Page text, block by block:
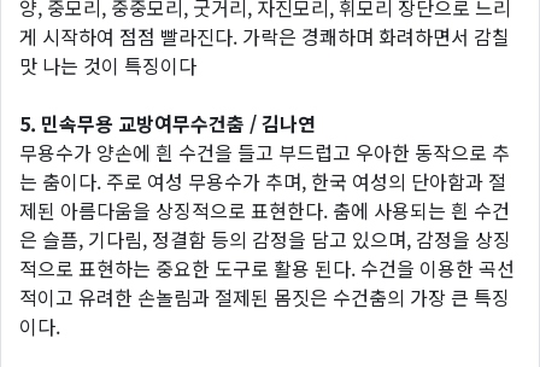
양, 중모리, 중중모리, 굿거리, 자진모리, 휘모리 장단으로 느리
게 시작하여 점점 빨라진다. 가락은 경쾌하며 화려하면서 감칠
맛 나는 것이 특징이다
5. 민속무용 교방여무수건춤 / 김나연
무용수가 양손에 흰 수건을 들고 부드럽고 우아한 동작으로 추
는 춤이다. 주로 여성 무용수가 추며, 한국 여성의 단아함과 절
제된 아름다움을 상징적으로 표현한다. 춤에 사용되는 흰 수건
은 슬픔, 기다림, 정결함 등의 감정을 담고 있으며, 감정을 상징
적으로 표현하는 중요한 도구로 활용 된다. 수건을 이용한 곡선
적이고 유려한 손놀림과 절제된 몸짓은 수건춤의 가장 큰 특징
이다.